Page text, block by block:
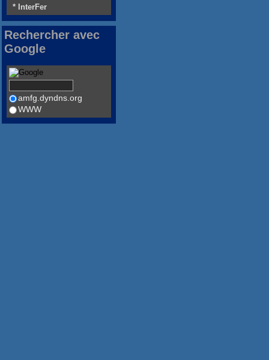
* InterFer
Rechercher avec
Google
amfg.dyndns.org
WWW